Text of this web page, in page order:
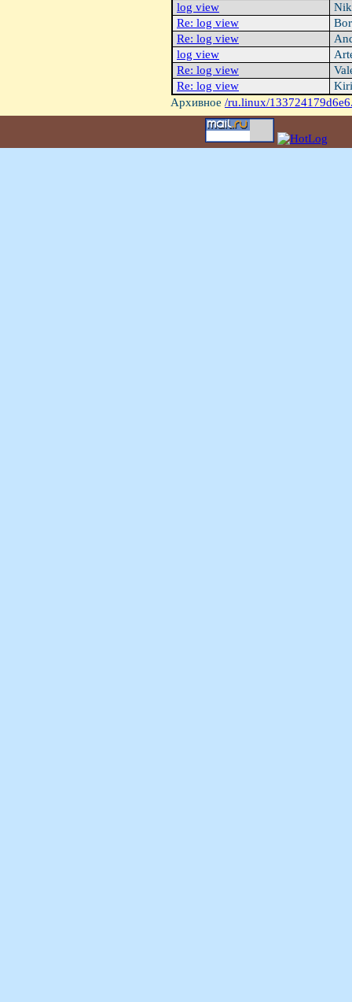
log view
Re: log view
Re: log view
log view
Re: log view
Re: log view
Архивное /ru.linux/